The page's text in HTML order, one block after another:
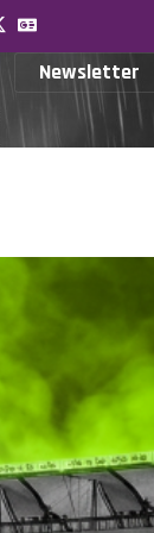
Newsletter